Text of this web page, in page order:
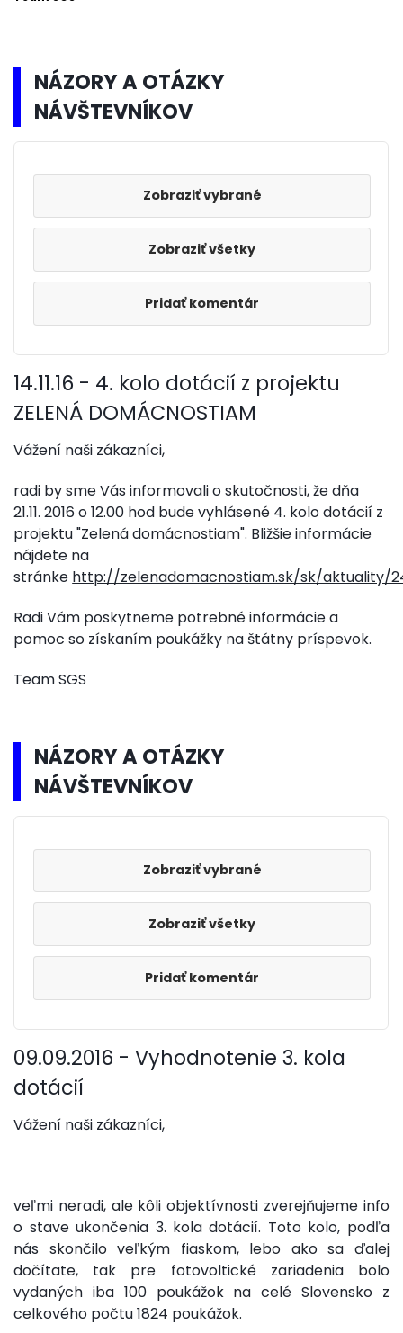
NÁZORY A OTÁZKY
NÁVŠTEVNÍKOV
Zobraziť všetky
Pridať komentár
14.11.16 - 4. kolo dotácií z projektu
ZELENÁ DOMÁCNOSTIAM
Vážení naši zákazníci,
radi by sme Vás informovali o skutočnosti, že dňa
21.11. 2016 o 12.00 hod bude vyhlásené 4. kolo dotácií z
projektu "Zelená domácnostiam". Bližšie informácie
nájdete na
stránke http://zelenadomacnostiam.sk/sk/aktuality/
Radi Vám poskytneme potrebné informácie a
pomoc so získaním poukážky na štátny príspevok.
Team SGS
NÁZORY A OTÁZKY
NÁVŠTEVNÍKOV
Zobraziť všetky
Pridať komentár
09.09.2016 - Vyhodnotenie 3. kola
dotácií
Vážení naši zákazníci,
veľmi neradi, ale kôli objektívnosti zverejňujeme info
o stave ukončenia 3. kola dotácií. Toto kolo, podľa
nás skončilo veľkým fiaskom, lebo ako sa ďalej
dočítate, tak pre fotovoltické zariadenia bolo
vydaných iba 100 poukážok na celé Slovensko z
celkového počtu 1824 poukážok.